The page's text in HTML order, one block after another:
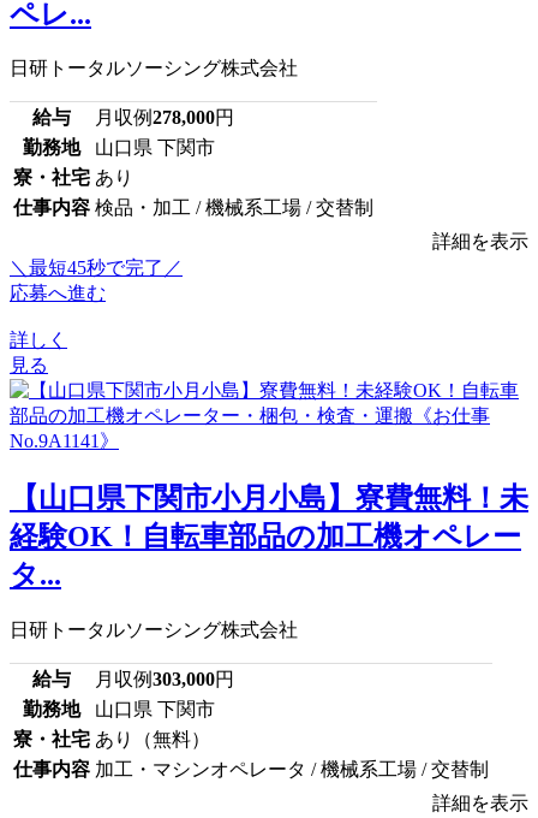
ペレ...
日研トータルソーシング株式会社
給与 月収例278,000円
勤務地
山口県 下関市
寮・社宅 あり
仕事内容 検品・加工 / 機械系工場 / 交替制
詳細を表示
＼最短45秒で完了／
応募へ進む
詳しく
見る
【山口県下関市小月小島】寮費無料！未
経験OK！自転車部品の加工機オペレー
タ...
日研トータルソーシング株式会社
給与 月収例303,000円
勤務地
山口県 下関市
寮・社宅 あり（無料）
仕事内容 加工・マシンオペレータ / 機械系工場 / 交替制
詳細を表示